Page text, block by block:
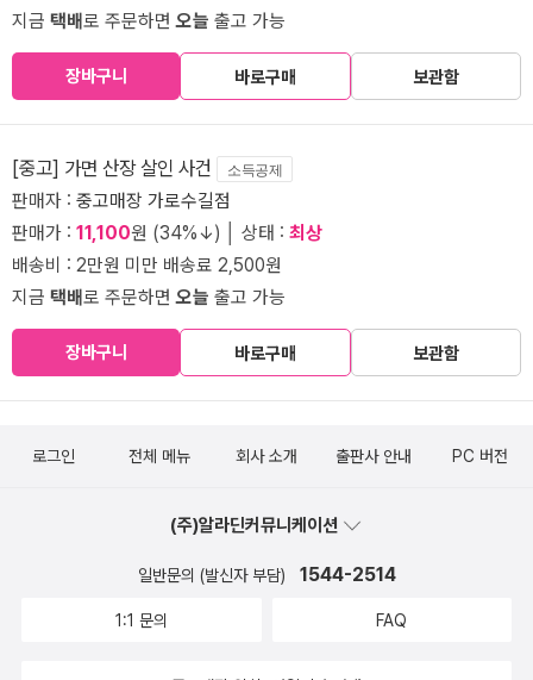
지금 택배로 주문하면오늘 출고 가능
장바구니 바로구매 보관함
[중고] 가면 산장 살인 사건 소득공제
판매자 : 중고매장 가로수길점
판매가 : 11,100원 (34%↓) │ 상태 : 최상
배송비 : 2만원 미만 배송료 2,500원
지금 택배로 주문하면오늘 출고 가능
장바구니 바로구매 보관함
로그인 전체 메뉴 회사 소개 출판사 안내 PC 버전
(주)알라딘커뮤니케이션
일반문의 (발신자 부담) 1544-2514
1:1 문의 FAQ